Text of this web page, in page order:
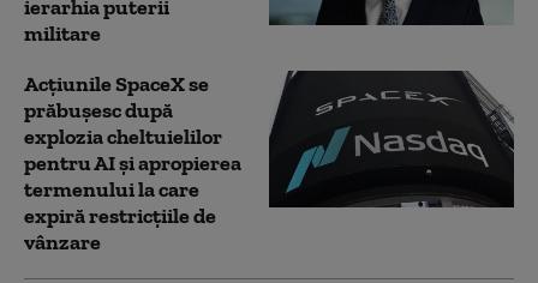
ierarhia puterii
militare
Acţiunile SpaceX se
prăbuşesc după
explozia cheltuielilor
pentru AI şi apropierea
termenului la care
expiră restricţiile de
vânzare